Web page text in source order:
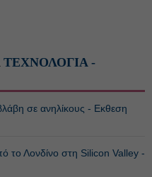
ΤΕΧΝΟΛΟΓΙΑ -
σε ανηλίκους - Εκθεση
το Λονδίνο στη Silicon Valley -